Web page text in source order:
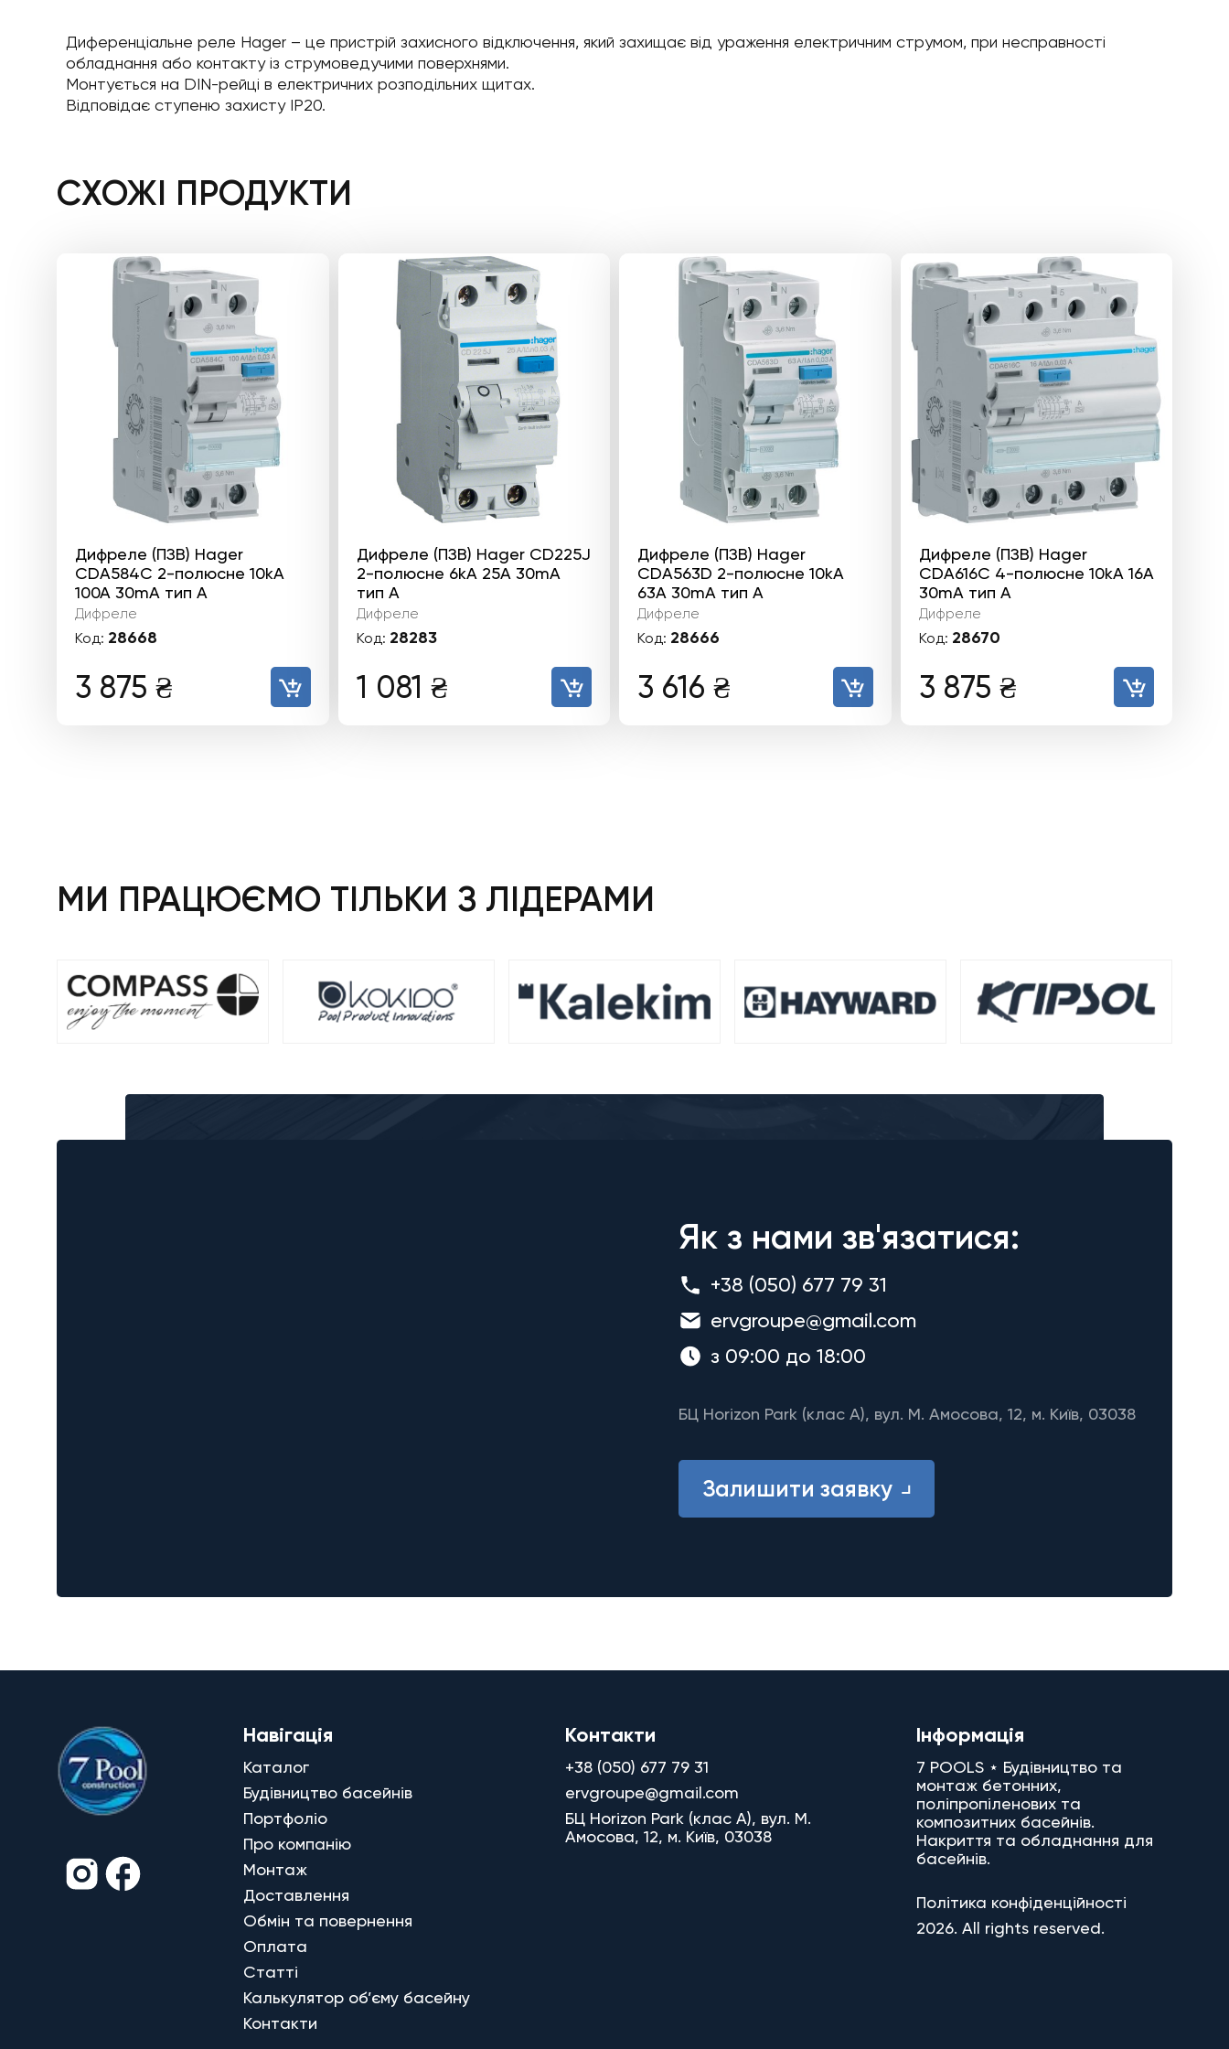
Диференціальне реле Hager – це пристрій захисного відключення, який захищає від ураження електричним струмом, при несправності
обладнання або контакту із струмоведучими поверхнями.
Монтується на DIN-рейці в електричних розподільних щитах.
Відповідає ступеню захисту IP20.
СХОЖІ ПРОДУКТИ
Дифреле (ПЗВ) Hager
CDA584C 2-полюсне 10kА
100А 30mA тип А
Дифреле
Код: 28668
3 875 ₴
Дифреле (ПЗВ) Hager CD225J
2-полюсне 6kА 25А 30mA
тип А
Дифреле
Код: 28283
1 081 ₴
Дифреле (ПЗВ) Hager
CDA563D 2-полюсне 10kА
63А 30mA тип А
Дифреле
Код: 28666
3 616 ₴
Дифреле (ПЗВ) Hager
CDA616C 4-полюсне 10kА 16А
30mA тип А
Дифреле
Код: 28670
3 875 ₴
МИ ПРАЦЮЄМО ТІЛЬКИ З ЛІДЕРАМИ
Як з нами зв'язатися:
+38 (050) 677 79 31
ervgroupe@gmail.com
з 09:00 до 18:00
БЦ Horizon Park (клас A), вул. М. Амосова, 12, м. Київ, 03038
Залишити заявку
Навігація
Каталог
Будівництво басейнів
Портфоліо
Про компанію
Монтаж
Доставлення
Обмін та повернення
Оплата
Статті
Калькулятор об’єму басейну
Контакти
Контакти
+38 (050) 677 79 31
ervgroupe@gmail.com
БЦ Horizon Park (клас A), вул. М.
Амосова, 12, м. Київ, 03038
Інформація
7 POOLS ⋆ Будівництво та
монтаж бетонних,
поліпропіленових та
композитних басейнів.
Накриття та обладнання для
басейнів.
Політика конфіденційності
2026. All rights reserved.